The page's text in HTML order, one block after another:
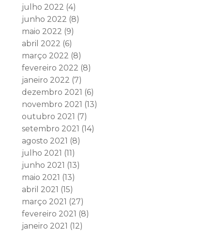
julho 2022 (4)
junho 2022 (8)
maio 2022 (9)
abril 2022 (6)
março 2022 (8)
fevereiro 2022 (8)
janeiro 2022 (7)
dezembro 2021 (6)
novembro 2021 (13)
outubro 2021 (7)
setembro 2021 (14)
agosto 2021 (8)
julho 2021 (11)
junho 2021 (13)
maio 2021 (13)
abril 2021 (15)
março 2021 (27)
fevereiro 2021 (8)
janeiro 2021 (12)